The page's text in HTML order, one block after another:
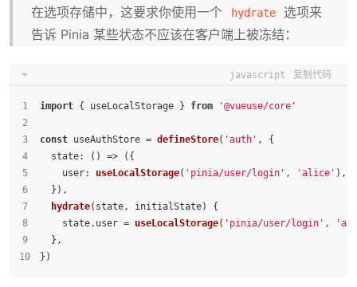
在选项存储中，这要求你使用一个
hydrate
选项来
告诉 Pinia 某些状态不应该在客户端上被冻结：
javascript 复制代码
import { useLocalStorage } from '@vueuse/core'
const useAuthStore = defineStore( 'auth' , {
state: () => ({
user: useLocalStorage( 'pinia/user/login' , 'alice' ),
  }),
hydrate( state, initialState) {
    state.
user = useLocalStorage( 'pinia/user/login' ,
  },
})